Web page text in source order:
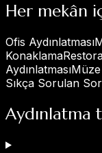
Her mekân
Ofis Aydınlatması
Konaklama
Aydınlatması
Sıkça Sorulan
Aydınlatma